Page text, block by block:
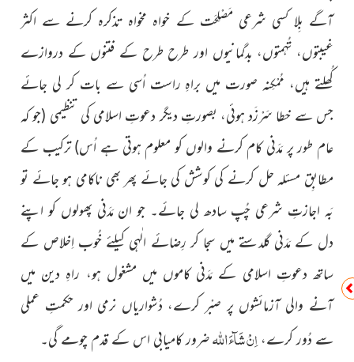
آگے بِلا کسی شرعی مَصْلِحَت کے خواہ مخواہ تذکرہ کرنے سے اکثر
غیبتوں، تُہمتوں، بدگمانیوں اور طرح طرح کے فتنوں کے دروازے
کُھلتے ہیں، مُمْکِنہ صورت میں براہِ راست اُسی سے بات کر لی جائے
جس سے خطا سَرْزَد ہوئی، بصورتِ دیگر دعوتِ اسلامی کی تنظیمی (جو کہ
عام طور پر مَدَنی کام کرنے والوں کو معلوم ہوتی ہے اُس) ترکیب کے
مطابِق مسئلہ حل کرنے کی کوشش کی جائے پھر بھی ناکامی ہو جائے تو
بَہ اجازتِ شرعی چُپ سادھ لی جائے۔ جو ان مَدَنی پھولوں کو اپنے
دل کے مَدَنی گلدستے میں سجا کر رِضائے الٰہی کیلئے خُوب اِخلاص کے
ساتھ دعوتِ اسلامی کے مَدَنی کاموں میں مشغول ہو، راہِ دین میں
آنے والی آزمائشوں پر صبْر کرے، دُشواریاں نرمی اور حکمتِ عملی
سے دُور کرے، اِنْ شَآءَاللّٰہضرور کامیابی اس کے قدم چومے گی۔